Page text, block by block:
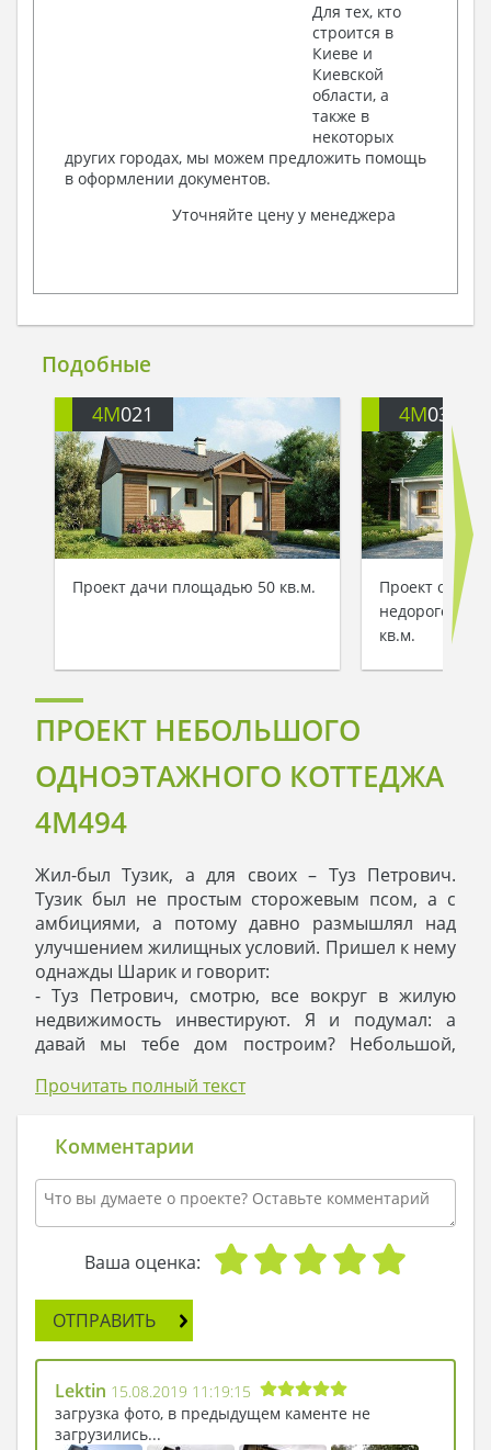
Для тех, кто
строится в
Киеве и
Киевской
области, а
также в
некоторых
других городах, мы можем предложить помощь
в оформлении документов.
Уточняйте цену у менеджера
Подобные
4M021
Проект дачи площадью 50 кв.м.
4M032
Проект
недорогого
кв.м.
ПРОЕКТ НЕБОЛЬШОГО
ОДНОЭТАЖНОГО КОТТЕДЖА
4M494
Жил-был Тузик, а для своих – Туз Петрович.
Тузик был не простым сторожевым псом, а с
амбициями, а потому давно размышлял над
улучшением жилищных условий. Пришел к нему
однажды Шарик и говорит:
- Туз Петрович, смотрю, все вокруг в жилую
недвижимость инвестируют. Я и подумал: а
давай мы тебе дом построим? Небольшой,
было, комфорт с уютом сочетались. Как тебе
- А знаешь, что-то в это есть. Ну-ну, продолжай,
каким ты дом видишь? - заинтересовался Тузик.
- Мы сделаем большую гостиную – метров на
двадцать, не меньше. Поставим посередине
мягкий диван, обтянутый бархатом, телевизор
на стену повесим, и объединим гостиную с
смотреть и наблюдать, как жена ужин готовит.
Далее, пристроим две жилые комнаты. Из одной
спальню сделаете, а из второй – детскую. В
общем, три комнаты с кухней получаются.
- Мне нравится! - дал добро на строительство
Тузик.
Прочитать полный текст
Комментарии
Ваша оценка:
ОТПРАВИТЬ
Lektin 15.08.2019 11:19:15
загрузка фото, в предыдущем каменте не
загрузились...